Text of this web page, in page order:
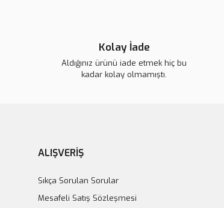
Kolay İade
Aldığınız ürünü iade etmek hiç bu
kadar kolay olmamıştı.
ALIŞVERİŞ
Sıkça Sorulan Sorular
Mesafeli Satış Sözleşmesi